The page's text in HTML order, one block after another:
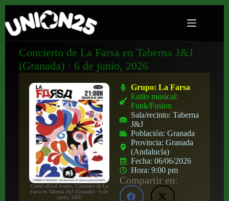
Concierto de La Farsa en Taberna J&J
(Granada) · 6 de junio, 2026
Cartel oficial evento: Concierto de La
Farsa en Taberna J&J (Granada) · 6 de
junio, 2026
Grupo:La Farsa
Estilo musical:
Funk/Fusion
Sala/recinto:Taberna
J&J
Población:Granada
Provincia:Granada
(Andalucía)
Fecha:06/06/2026
Hora:9:00 pm
Compartir en: